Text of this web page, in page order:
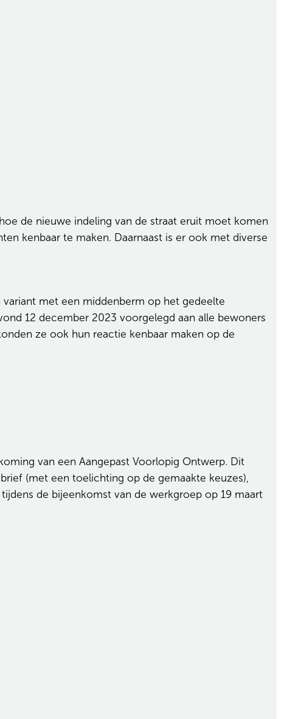
de nieuwe indeling van de straat eruit moet komen
kenbaar te maken. Daarnaast is er ook met diverse
met een middenberm op het gedeelte
12 december 2023 voorgelegd aan alle bewoners
ze ook hun reactie kenbaar maken op de
van een Aangepast Voorlopig Ontwerp. Dit
(met een toelichting op de gemaakte keuzes),
de bijeenkomst van de werkgroep op 19 maart